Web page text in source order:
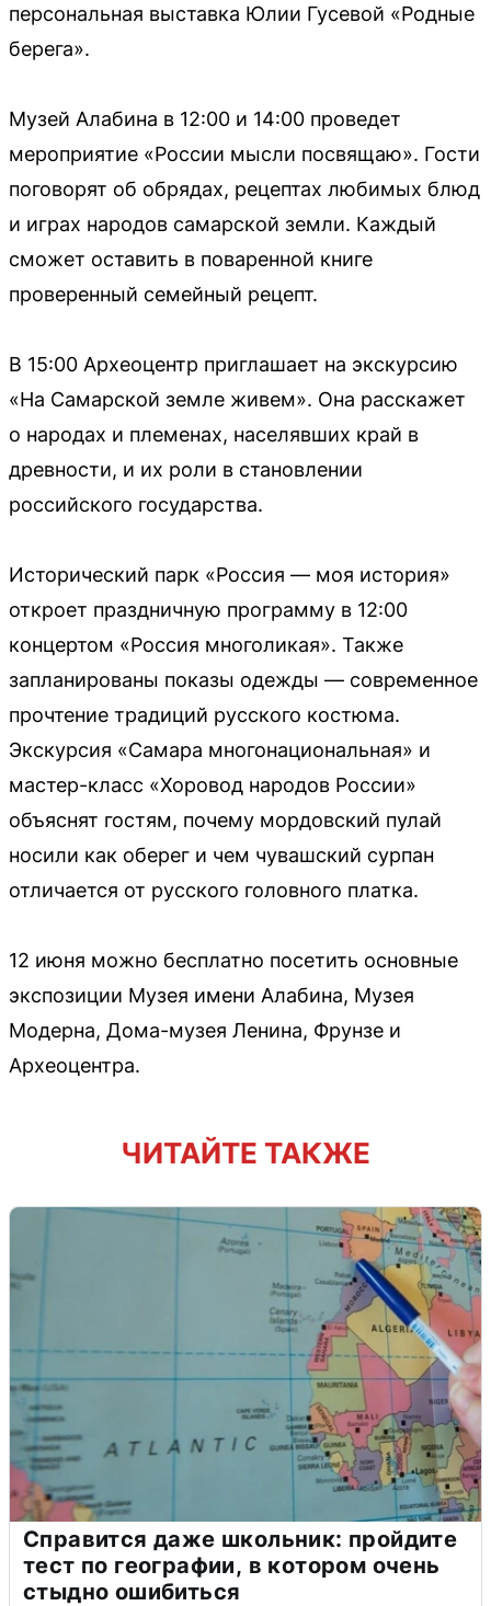
персональная выставка Юлии Гусевой «Родные
берега».
Музей Алабина в 12:00 и 14:00 проведет
мероприятие «России мысли посвящаю». Гости
поговорят об обрядах, рецептах любимых блюд
и играх народов самарской земли. Каждый
сможет оставить в поваренной книге
проверенный семейный рецепт.
В 15:00 Археоцентр приглашает на экскурсию
«На Самарской земле живем». Она расскажет
о народах и племенах, населявших край в
древности, и их роли в становлении
российского государства.
Исторический парк «Россия — моя история»
откроет праздничную программу в 12:00
концертом «Россия многоликая». Также
запланированы показы одежды — современное
прочтение традиций русского костюма.
Экскурсия «Самара многонациональная» и
мастер-класс «Хоровод народов России»
объяснят гостям, почему мордовский пулай
носили как оберег и чем чувашский сурпан
отличается от русского головного платка.
12 июня можно бесплатно посетить основные
экспозиции Музея имени Алабина, Музея
Модерна, Дома-музея Ленина, Фрунзе и
Археоцентра.
ЧИТАЙТЕ ТАКЖЕ
Справится даже школьник: пройдите
тест по географии, в котором очень
стыдно ошибиться